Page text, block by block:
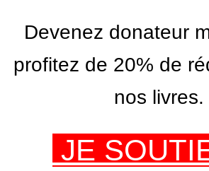
Devenez donateur
profitez de 20% de
nos livres.
JE